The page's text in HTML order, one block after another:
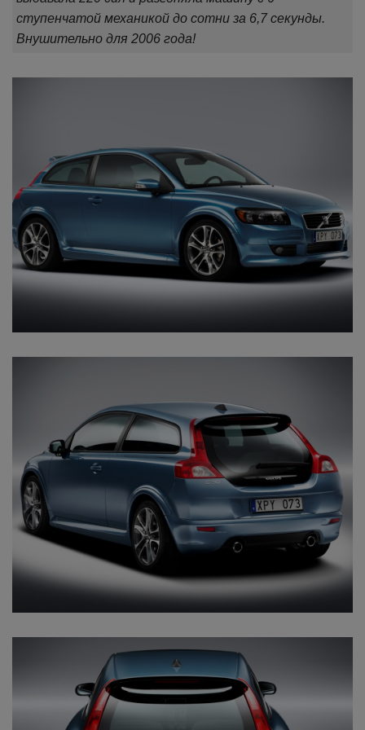
ступенчатой механикой до сотни за 6,7 секунды.
Внушительно для 2006 года!